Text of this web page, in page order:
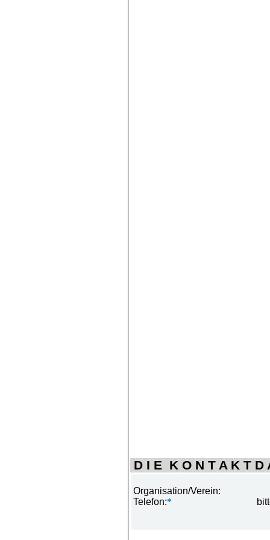
D I E K O N T A K T
Organisation/Verein:
Telefon:*